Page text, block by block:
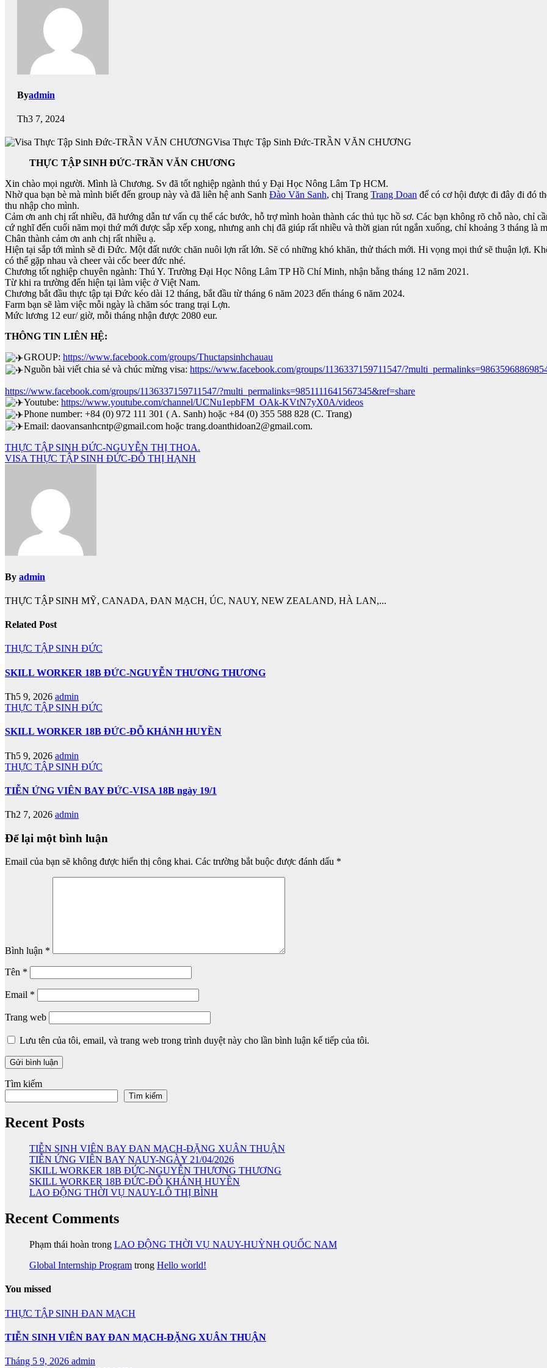
Byadmin
Th3 7, 2024
Visa Thực Tập Sinh Đức-TRẦN VĂN CHƯƠNG
THỰC TẬP SINH ĐỨC-TRẦN VĂN CHƯƠNG
Xin chào mọi người. Mình là Chương. Sv đã tốt nghiệp ngành thú y Đại Học Nông Lâm Tp HCM.
Nhờ qua bạn bè mà mình biết đến group này và đã liên hệ anh Sanh Đào Văn Sanh, chị Trang Trang Doan để có cơ hội được đi đây đi đó
thu nhập cho mình.
Cảm ơn anh chị rất nhiều, đã hướng dẫn tư vấn cụ thể các bước, hỗ trợ mình hoàn thành các thủ tục hồ sơ. Các bạn không rõ chỗ nào, chỉ
cứ nghĩ đến cuối năm mọi thứ mới được sắp xếp xong, nhưng anh chị đã giúp rất nhiều và thời gian rút ngắn xuống, chỉ khoảng 3 tháng là
Chân thành cảm ơn anh chị rất nhiều ạ.
Hiện tại sắp tới mình sẽ đi Đức. Một đất nước chăn nuôi lợn rất lớn. Sẽ có những khó khăn, thử thách mới. Hi vọng mọi thứ sẽ thuận lợi.
có thể gặp nhau và cheer vài cốc beer đức nhé.
Chương tốt nghiệp chuyên ngành: Thú Y. Trường Đại Học Nông Lâm TP Hồ Chí Minh, nhận bằng tháng 12 năm 2021.
Từ khi ra trường đến hiện tại làm việc ở Việt Nam.
Chương bắt đầu thực tập tại Đức kéo dài 12 tháng, bắt đầu từ tháng 6 năm 2023 đến tháng 6 năm 2024.
Farm bạn sẽ làm việc mỗi ngày là chăm sóc trang trại Lợn.
Mức lương 12 eur/ giờ, mỗi tháng nhận được 2080 eur.
THÔNG TIN LIÊN HỆ:
GROUP:https://www.facebook.com/groups/Thuctapsinhchauau
Nguồn bài viết chia sẻ và chúc mừng visa:https://www.facebook.com/groups/1136337159711547/
https://www.facebook.com/groups/1136337159711547/?multi_permalinks=9851111641567345&ref=share
Youtube:https://www.youtube.com/channel/UCNu1epbFM_OAk-KVtN7yX0A/videos
Phone number: +84 (0) 972 111 301 ( A. Sanh) hoặc +84 (0) 355 588 828 (C. Trang)
Email: daovansanhcntp@gmail.com hoặc trang.doanthidoan2@gmail.com.
Điều
hướng
THỰC TẬP SINH ĐỨC-NGUYỄN THỊ THOA.
VISA THỰC TẬP SINH ĐỨC-ĐỖ THỊ HẠNH
By admin
THỰC TẬP SINH MỸ, CANADA, ĐAN MẠCH, ÚC, NAUY, NEW ZEALAND, HÀ LAN,...
Related Post
THỰC TẬP SINH ĐỨC
SKILL WORKER 18B ĐỨC-NGUYỄN THƯƠNG THƯƠNG
Th5 9, 2026 admin
THỰC TẬP SINH ĐỨC
SKILL WORKER 18B ĐỨC-ĐỖ KHÁNH HUYỀN
Th5 9, 2026 admin
THỰC TẬP SINH ĐỨC
TIỄN ỨNG VIÊN BAY ĐỨC-VISA 18B ngày 19/1
Th2 7, 2026 admin
Để lại một bình luận
Email của bạn sẽ không được hiển thị công khai. Các trường bắt buộc được đánh dấu *
Bình luận *
Tên *
Email *
Trang web
Lưu tên của tôi, email, và trang web trong trình duyệt này cho lần bình luận kế tiếp của tôi.
Tìm kiếm
Tìm kiếm
Recent Posts
TIỄN SINH VIÊN BAY ĐAN MẠCH-ĐẶNG XUÂN THUẬN
TIỄN ỨNG VIÊN BAY NAUY-NGÀY 21/04/2026
SKILL WORKER 18B ĐỨC-NGUYỄN THƯƠNG THƯƠNG
SKILL WORKER 18B ĐỨC-ĐỖ KHÁNH HUYỀN
LAO ĐỘNG THỜI VỤ NAUY-LÔ THỊ BÌNH
Recent Comments
Phạm thái hoàn trong LAO ĐỘNG THỜI VỤ NAUY-HUỲNH QUỐC NAM
Global Internship Program trong Hello world!
You missed
THỰC TẬP SINH ĐAN MẠCH
TIỄN SINH VIÊN BAY ĐAN MẠCH-ĐẶNG XUÂN THUẬN
Tháng 5 9, 2026 admin